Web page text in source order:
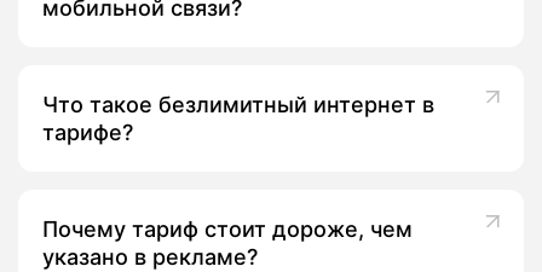
мобильной связи?
Что такое безлимитный интернет в
тарифе?
Почему тариф стоит дороже, чем
указано в рекламе?